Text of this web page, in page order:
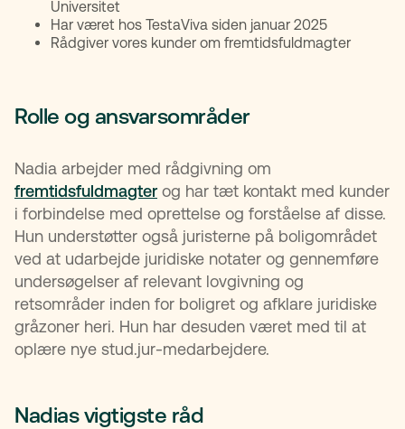
Universitet
Har været hos TestaViva siden januar 2025
Rådgiver vores kunder om fremtidsfuldmagter
Rolle og ansvarsområder
Nadia arbejder med rådgivning om
fremtidsfuldmagter og har tæt kontakt med kunder
i forbindelse med oprettelse og forståelse af disse.
Hun understøtter også juristerne på boligområdet
ved at udarbejde juridiske notater og gennemføre
undersøgelser af relevant lovgivning og
retsområder inden for boligret og afklare juridiske
gråzoner heri. Hun har desuden været med til at
oplære nye stud.jur-medarbejdere.
Nadias vigtigste råd